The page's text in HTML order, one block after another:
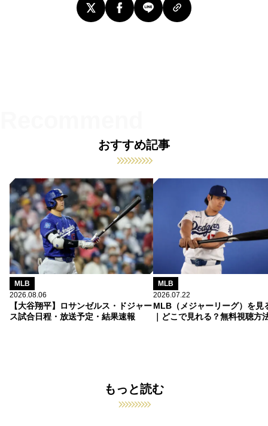
おすすめ記事
MLB
2026.08.06
【大谷翔平】ロサンゼルス・ドジャー
ス試合日程・放送予定・結果速報
MLB
2026.07.22
MLB（メジャーリーグ）を見
｜どこで見れる？無料視聴方
もっと読む